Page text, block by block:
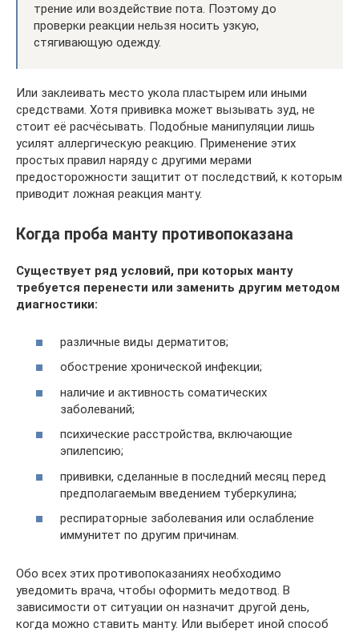
трение или воздействие пота. Поэтому до
проверки реакции нельзя носить узкую,
стягивающую одежду.
Или заклеивать место укола пластырем или иными
средствами. Хотя прививка может вызывать зуд, не
стоит её расчёсывать. Подобные манипуляции лишь
усилят аллергическую реакцию. Применение этих
простых правил наряду с другими мерами
предосторожности защитит от последствий, к которым
приводит ложная реакция манту.
Когда проба манту противопоказана
Существует ряд условий, при которых манту
требуется перенести или заменить другим методом
диагностики:
различные виды дерматитов;
обострение хронической инфекции;
наличие и активность соматических
заболеваний;
психические расстройства, включающие
эпилепсию;
прививки, сделанные в последний месяц перед
предполагаемым введением туберкулина;
респираторные заболевания или ослабление
иммунитет по другим причинам.
Обо всех этих противопоказаниях необходимо
уведомить врача, чтобы оформить медотвод. В
зависимости от ситуации он назначит другой день,
когда можно ставить манту. Или выберет иной способ